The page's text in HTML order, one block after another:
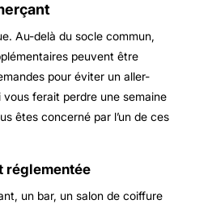
Au-delà du socle commun,
peuvent être
pour éviter un aller-
ferait perdre une semaine
êtes concerné par l’un de ces
réglementée
un bar, un salon de coiffure